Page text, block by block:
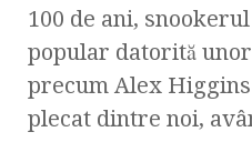
100 de ani,
popular datorită
precum Alex
plecat dintre noi,